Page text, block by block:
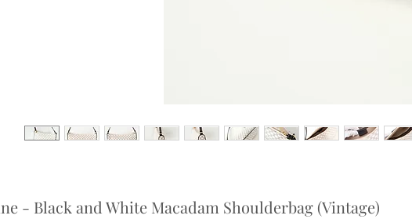
- Black and White Macadam Shoulderbag (Vintage)